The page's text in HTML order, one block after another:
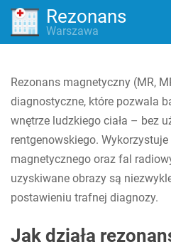
Rezonans
Warszawa
Rezonans magnetyczny (MR,
diagnostyczne, które pozwala
wnętrze ludzkiego ciała – bez
rentgenowskiego.
magnetycznego oraz fal
uzyskiwane obrazy są
postawieniu trafnej diagnozy.
Jak działa